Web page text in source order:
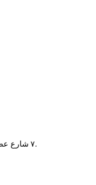
٧ شارع عصام الدالي - أمام مجلس الدولة - الدقي.